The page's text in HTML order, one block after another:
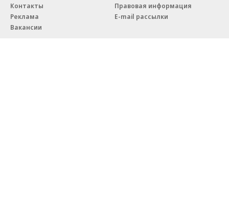
Контакты
Реклама
Вакансии
Правовая информация
E-mail рассылки